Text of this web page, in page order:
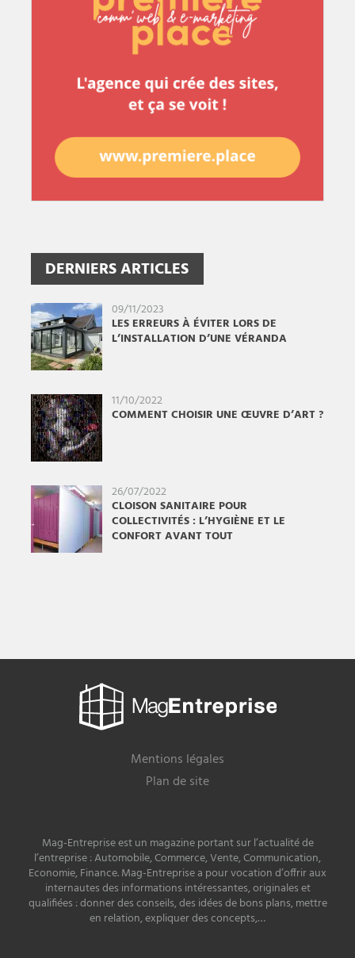
DERNIERS ARTICLES
09/11/2023
LES ERREURS À ÉVITER LORS DE
L’INSTALLATION D’UNE VÉRANDA
11/10/2022
COMMENT CHOISIR UNE ŒUVRE D’ART ?
26/07/2022
CLOISON SANITAIRE POUR
COLLECTIVITÉS : L’HYGIÈNE ET LE
CONFORT AVANT TOUT
Entreprise
Mentions légales
Plan de site
Mag-Entreprise est un magazine portant sur l’actualité de
l’entreprise : Automobile, Commerce, Vente, Communication,
Economie, Finance. Mag-Entreprise a pour vocation d’offrir aux
internautes des informations intéressantes, originales et
qualifiées : donner des conseils, des idées de bons plans, mettre
en relation, expliquer des concepts,…